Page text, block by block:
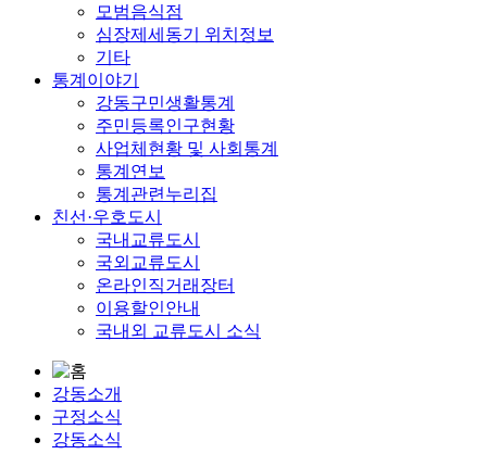
모범음식점
심장제세동기 위치정보
기타
통계이야기
강동구민생활통계
주민등록인구현황
사업체현황 및 사회통계
통계연보
통계관련누리집
친선·우호도시
국내교류도시
국외교류도시
온라인직거래장터
이용할인안내
국내외 교류도시 소식
강동소개
구정소식
강동소식